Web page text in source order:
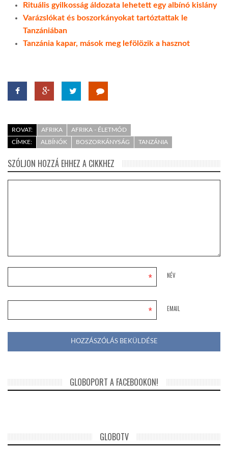
Rituális gyilkosság áldozata lehetett egy albínó kislány
Varázslókat és boszorkányokat tartóztattak le
Tanzániában
Tanzánia kapar, mások meg lefölözik a hasznot
ROVAT: AFRIKA
AFRIKA - ÉLETMÓD
CÍMKE:
ALBÍNÓK BOSZORKÁNYSÁG TANZÁNIA
SZÓLJON HOZZÁ EHHEZ A CIKKHEZ
NÉV
*
EMAIL
*
GLOBOPORT A FACEBOOKON!
GLOBOTV